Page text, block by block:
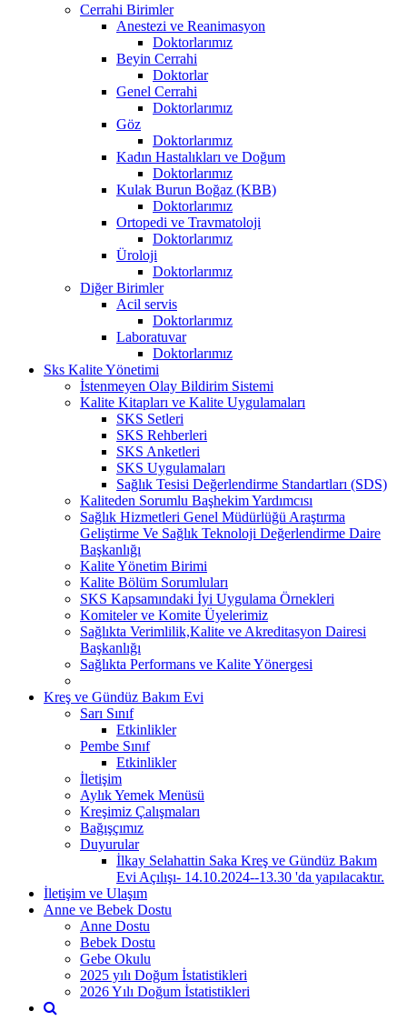
Cerrahi Birimler
Anestezi ve Reanimasyon
Doktorlarımız
Beyin Cerrahi
Doktorlar
Genel Cerrahi
Doktorlarımız
Göz
Doktorlarımız
Kadın Hastalıkları ve Doğum
Doktorlarımız
Kulak Burun Boğaz (KBB)
Doktorlarımız
Ortopedi ve Travmatoloji
Doktorlarımız
Üroloji
Doktorlarımız
Diğer Birimler
Acil servis
Doktorlarımız
Laboratuvar
Doktorlarımız
Sks Kalite Yönetimi
İstenmeyen Olay Bildirim Sistemi
Kalite Kitapları ve Kalite Uygulamaları
SKS Setleri
SKS Rehberleri
SKS Anketleri
SKS Uygulamaları
Sağlık Tesisi Değerlendirme Standartları (SDS)
Kaliteden Sorumlu Başhekim Yardımcısı
Sağlık Hizmetleri Genel Müdürlüğü Araştırma
Geliştirme Ve Sağlık Teknoloji Değerlendirme Daire
Başkanlığı
Kalite Yönetim Birimi
Kalite Bölüm Sorumluları
SKS Kapsamındaki İyi Uygulama Örnekleri
Komiteler ve Komite Üyelerimiz
Sağlıkta Verimlilik,Kalite ve Akreditasyon Dairesi
Başkanlığı
Sağlıkta Performans ve Kalite Yönergesi
Kreş ve Gündüz Bakım Evi
Sarı Sınıf
Etkinlikler
Pembe Sınıf
Etkinlikler
İletişim
Aylık Yemek Menüsü
Kreşimiz Çalışmaları
Bağışçımız
Duyurular
İlkay Selahattin Saka Kreş ve Gündüz Bakım
Evi Açılışı- 14.10.2024--13.30 'da yapılacaktır.
İletişim ve Ulaşım
Anne ve Bebek Dostu
Anne Dostu
Bebek Dostu
Gebe Okulu
2025 yılı Doğum İstatistikleri
2026 Yılı Doğum İstatistikleri